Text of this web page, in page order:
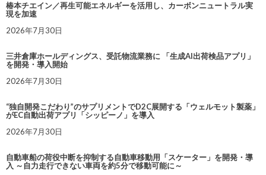
椿本チエイン／再生可能エネルギーを活用し、カーボンニュートラル実
現を加速
2026年7月30日
三井倉庫ホールディングス、受託物流業務に 「生成AI出荷検品アプリ」
を開発・導入開始
2026年7月30日
“独自開発こだわり”のサプリメントでD2C展開する「ウェルモット製薬」
がEC自動出荷アプリ「シッピーノ」を導入
2026年7月30日
自動車船の荷役中断を抑制する自動車移動用「スケーター」を開発・導
入 ～自力走行できない車両を約5分で移動可能に～